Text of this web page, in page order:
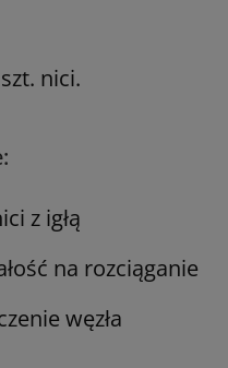
nici.
z igłą
na rozciąganie
węzła